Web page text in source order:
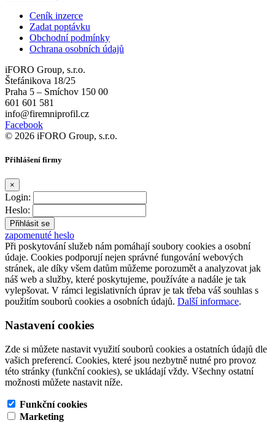
Ceník inzerce
Zadat poptávku
Obchodní podmínky
Ochrana osobních údajů
iFORO Group, s.r.o.
Štefánikova 18/25
Praha 5 – Smíchov 150 00
601 601 581
info@firemniprofil.cz
Facebook
© 2026 iFORO Group, s.r.o.
Přihlášení firmy
×
Login:
Heslo:
zapomenuté heslo
Při poskytování služeb nám pomáhají soubory cookies a osobní
údaje. Cookies podporují nejen správné fungování webových
stránek, ale díky všem datům můžeme porozumět a analyzovat jak
náš web a služby, které poskytujeme, používáte a nadále je tak
vylepšovat. V rámci legislativních úprav je tak třeba váš souhlas s
použitím souborů cookies a osobních údajů. Další informace.
Nastavení cookies
Zde si můžete nastavit využití souborů cookies a ostatních údajů dle
vašich preferencí. Cookies, které jsou nezbytně nutné pro provoz
této stránky (funkční cookies), se ukládají vždy. Všechny ostatní
možnosti můžete nastavit níže.
Funkční cookies
Marketing